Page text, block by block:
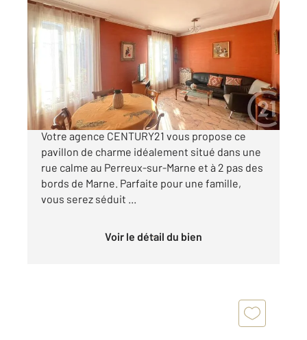
LE PERREUX SUR MARNE 94
90 m2, 4 pièces
Ref : 1000
Maison à vendre
616 000 €
Maison à vendre à LE PERREUX SUR MARNE !
Votre agence CENTURY21 vous propose ce
pavillon de charme idéalement situé dans une
rue calme au Perreux-sur-Marne et à 2 pas des
bords de Marne. Parfaite pour une famille,
vous serez séduit ...
Voir le détail du bien